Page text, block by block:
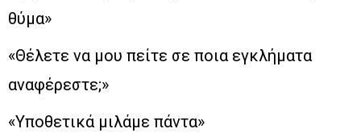
θύμα»
«Θέλετε να μου πείτε σε ποια εγκλήματα
αναφέρεστε;»
«Υποθετικά μιλάμε πάντα»